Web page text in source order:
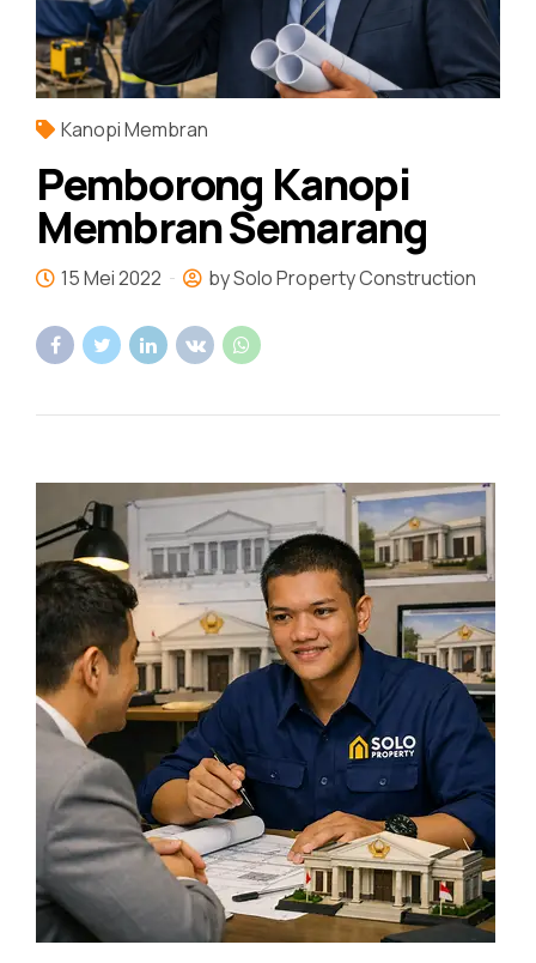
Kanopi Membran
Pemborong Kanopi
Membran Semarang
15 Mei 2022 by Solo Property Construction